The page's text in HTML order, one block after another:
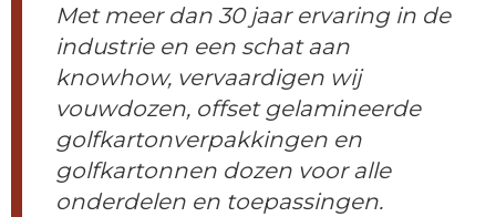
Met meer dan 30 jaar ervaring in de
industrie en een schat aan
knowhow, vervaardigen wij
vouwdozen, offset gelamineerde
golfkartonverpakkingen en
golfkartonnen dozen voor alle
onderdelen en toepassingen.